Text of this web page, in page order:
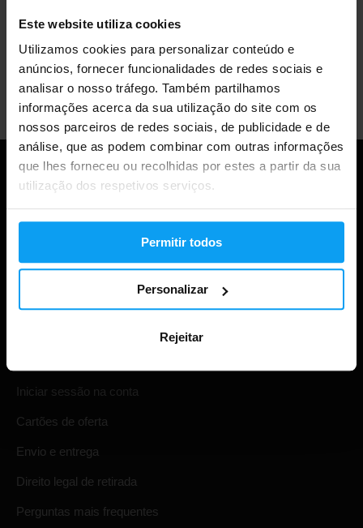
Este website utiliza cookies
Utilizamos cookies para personalizar conteúdo e
anúncios, fornecer funcionalidades de redes sociais e
analisar o nosso tráfego. Também partilhamos
informações acerca da sua utilização do site com os
nossos parceiros de redes sociais, de publicidade e de
análise, que as podem combinar com outras informações
que lhes forneceu ou recolhidas por estes a partir da sua
utilização dos respetivos serviços.
Permitir todos
Personalizar
Rejeitar
Mais de 1.000.000 de clientes
Apoio ao cliente profissional
Iniciar sessão na conta
Cartões de oferta
Envio e entrega
Direito legal de retirada
Perguntas mais frequentes